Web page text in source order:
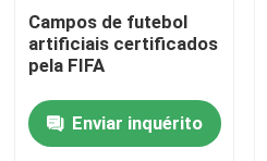
Para casa
Produtos
Vídeos
Campos de futebol
artificiais certificados
pela FIFA
Enviar inquérito